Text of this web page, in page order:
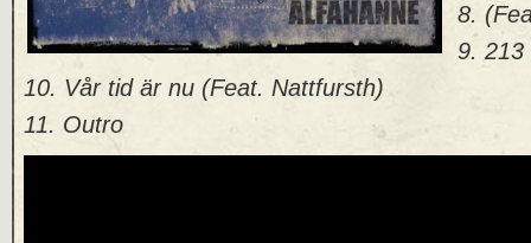
8.
9. 213
10. Vår tid är nu (Feat. Nattfursth)
11. Outro